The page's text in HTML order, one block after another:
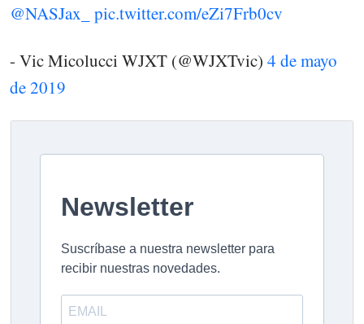
@NASJax_
pic.twitter.com/eZi7Frb0cv
- Vic Micolucci WJXT (@WJXTvic) 4 de mayo
de 2019